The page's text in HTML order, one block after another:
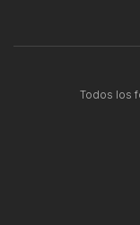
Todos los